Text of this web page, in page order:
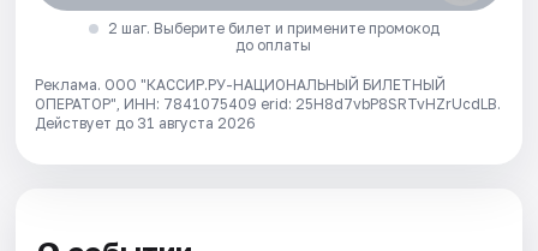
2 шаг. Выберите билет и примените промокод
до оплаты
Реклама. ООО "КАССИР.РУ-НАЦИОНАЛЬНЫЙ БИЛЕТНЫЙ
ОПЕРАТОР", ИНН: 7841075409 erid: 25H8d7vbP8SRTvHZrUcdLB.
Действует до 31 августа 2026